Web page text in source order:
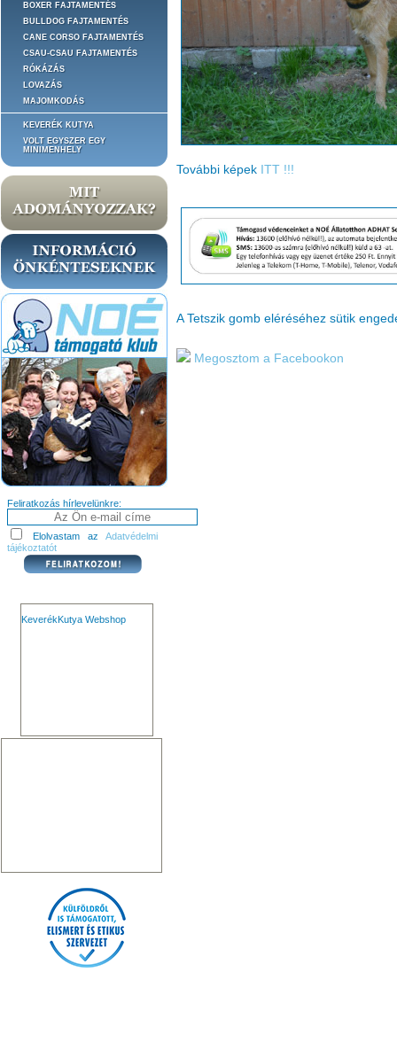
BOXER FAJTAMENTÉS
BULLDOG FAJTAMENTÉS
CANE CORSO FAJTAMENTÉS
CSAU-CSAU FAJTAMENTÉS
RÓKÁZÁS
LOVAZÁS
MAJOMKODÁS
KEVERÉK KUTYA
VOLT EGYSZER EGY
MINIMENHELY
Feliratkozás hírlevelünkre:
Elolvastam az Adatvédelmi
tájékoztatót
KeverékKutya Webshop
További képek ITT !!!
A Tetszik gomb eléréséhez sütik
Megosztom a Facebookon